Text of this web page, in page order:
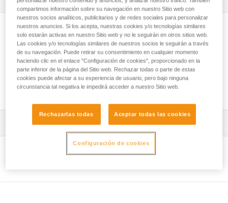
¿Qué arnés para cada utilización?
Descargar ficha técnica (PDF)
Technical Notice
compartimos información sobre su navegación en nuestro Sitio web con
nuestros socios analíticos, publicitarios y de redes sociales para personalizar
nuestros anuncios. Si los acepta, nuestras cookies y/o tecnologías similares
solo estarán activas en nuestro Sitio web y no le seguirán en otros sitios web.
Las cookies y/o tecnologías similares de nuestros socios le seguirán a través
de su navegación. Puede retirar su consentimiento en cualquier momento
haciendo clic en el enlace "Configuración de cookies", proporcionado en la
parte inferior de la página del Sitio web. Rechazar todas o parte de estas
cookies puede afectar a su experiencia de usuario, pero bajo ninguna
circunstancia tal negativa le impedirá acceder a nuestro Sitio web.
Rechazarlas todas Aceptar todas las cookies
Configuración de cookies